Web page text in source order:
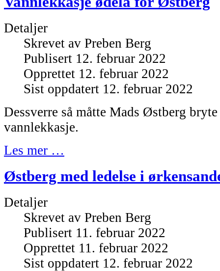
Detaljer
Skrevet av Preben Berg
Publisert 12. februar 2022
Opprettet 12. februar 2022
Sist oppdatert 12. februar 2022
Dessverre så måtte Mads Østberg
vannlekkasje.
Les mer …
Østberg med ledelse i
Detaljer
Skrevet av Preben Berg
Publisert 11. februar 2022
Opprettet 11. februar 2022
Sist oppdatert 12. februar 2022